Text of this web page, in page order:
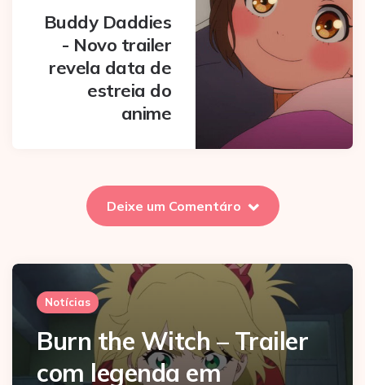
Buddy Daddies
- Novo trailer
revela data de
estreia do
anime
Deixe um Comentáro
Notícias
Burn the Witch – Trailer
com legenda em